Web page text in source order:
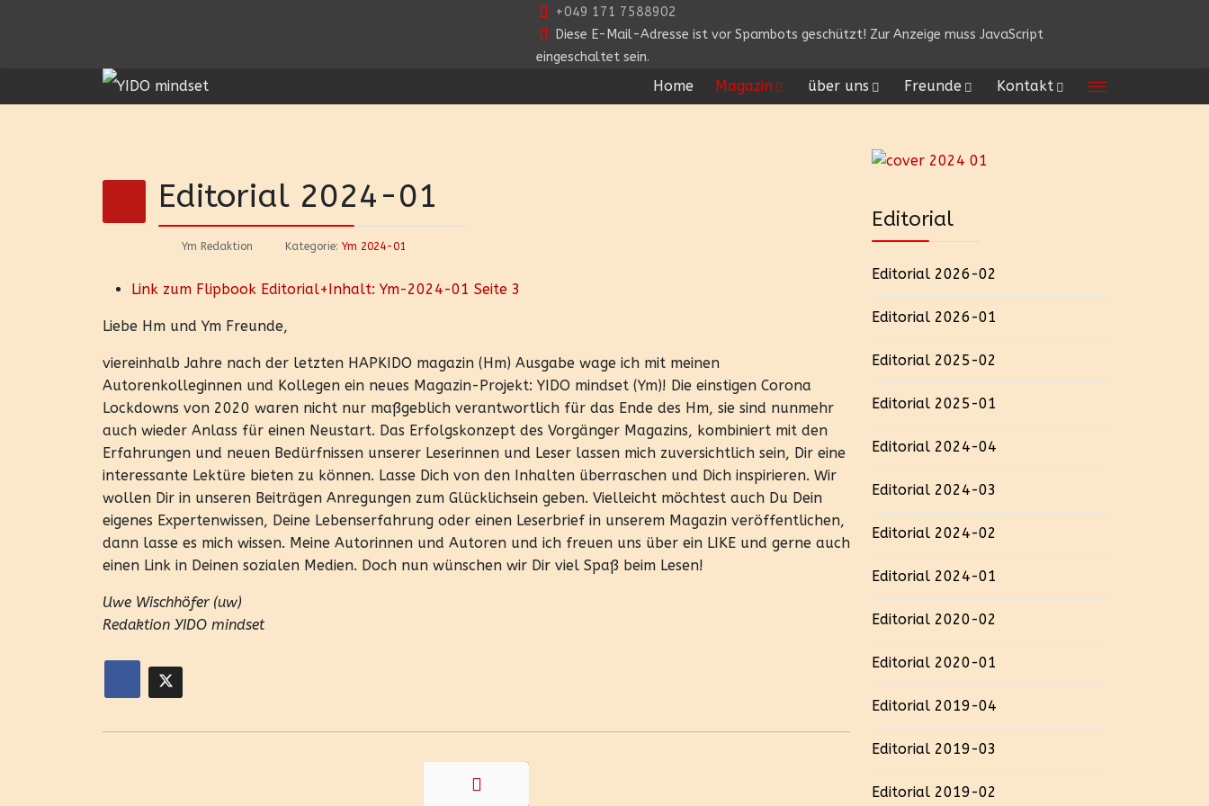
+049 171 7588902
Diese E-Mail-Adresse ist vor Spambots geschützt! Zur Anzeige muss JavaScript
eingeschaltet sein.
Home Magazin über uns Freunde Kontakt
Editorial 2024-01
Ym Redaktion Kategorie: Ym 2024-01
Link zum Flipbook Editorial+Inhalt: Ym-2024-01 Seite 3
Liebe Hm und Ym Freunde,
viereinhalb Jahre nach der letzten HAPKIDO magazin (Hm) Ausgabe wage ich mit meinen
Autorenkolleginnen und Kollegen ein neues Magazin-Projekt: YIDO mindset (Ym)! Die einstigen Corona
Lockdowns von 2020 waren nicht nur maßgeblich verantwortlich für das Ende des Hm, sie sind nunmehr
auch wieder Anlass für einen Neustart. Das Erfolgskonzept des Vorgänger Magazins, kombiniert mit den
Erfahrungen und neuen Bedürfnissen unserer Leserinnen und Leser lassen mich zuversichtlich sein, Dir eine
interessante Lektüre bieten zu können. Lasse Dich von den Inhalten überraschen und Dich inspirieren. Wir
wollen Dir in unseren Beiträgen Anregungen zum Glücklichsein geben. Vielleicht möchtest auch Du Dein
eigenes Expertenwissen, Deine Lebenserfahrung oder einen Leserbrief in unserem Magazin veröffentlichen,
dann lasse es mich wissen. Meine Autorinnen und Autoren und ich freuen uns über ein LIKE und gerne auch
einen Link in Deinen sozialen Medien. Doch nun wünschen wir Dir viel Spaß beim Lesen!
Uwe Wischhöfer (uw)
Redaktion YIDO mindset
Editorial
Editorial 2026-02
Editorial 2026-01
Editorial 2025-02
Editorial 2025-01
Editorial 2024-04
Editorial 2024-03
Editorial 2024-02
Editorial 2024-01
Editorial 2020-02
Editorial 2020-01
Editorial 2019-04
Editorial 2019-03
Editorial 2019-02